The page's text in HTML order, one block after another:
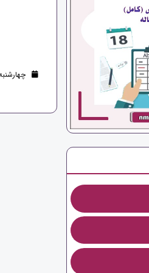
چهارشنبه 10 مرداد 1403 (2